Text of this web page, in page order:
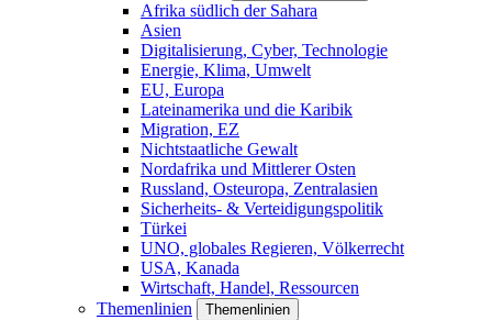
Afrika südlich der Sahara
Asien
Digitalisierung, Cyber, Technologie
Energie, Klima, Umwelt
EU, Europa
Lateinamerika und die Karibik
Migration, EZ
Nichtstaatliche Gewalt
Nordafrika und Mittlerer Osten
Russland, Osteuropa, Zentralasien
Sicherheits- & Verteidigungspolitik
Türkei
UNO, globales Regieren, Völkerrecht
USA, Kanada
Wirtschaft, Handel, Ressourcen
Themenlinien
Themenlinien